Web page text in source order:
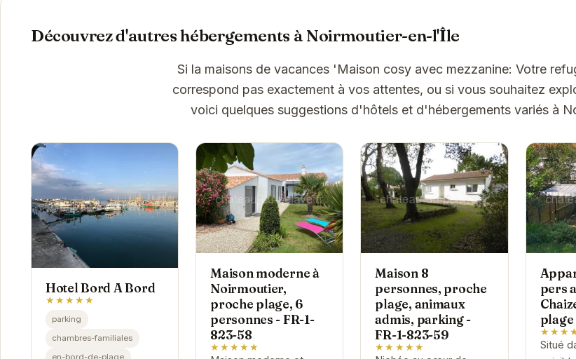
Découvrez d'autres hébergements à Noirmoutier-en-l'Île
Si la maisons de vacances 'Maison cosy avec mezzanine: Votre
correspond pas exactement à vos attentes, ou si vous souhaitez
voici quelques suggestions d'hôtels et d'hébergements variés à
Hotel Bord A Bord
★★★★★
parking
chambres-familiales
en-bord-de-plage
Maison moderne à
Noirmoutier,
proche plage, 6
personnes - FR-1-
823-58
★★★★★
Maison 8
personnes, proche
plage, animaux
admis, parking -
FR-1-823-59
★★★★★
pers
plage
Situé